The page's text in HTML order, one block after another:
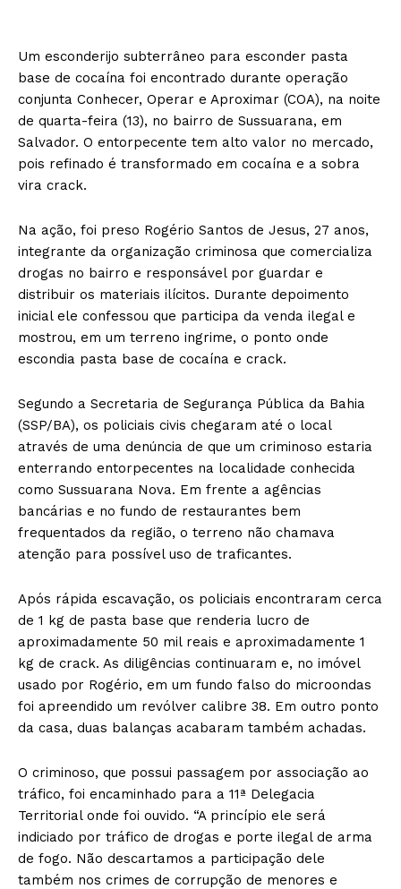
Um esconderijo subterrâneo para esconder pasta
base de cocaína foi encontrado durante operação
conjunta Conhecer, Operar e Aproximar (COA), na noite
de quarta-feira (13), no bairro de Sussuarana, em
Salvador. O entorpecente tem alto valor no mercado,
pois refinado é transformado em cocaína e a sobra
vira crack.
Na ação, foi preso Rogério Santos de Jesus, 27 anos,
integrante da organização criminosa que comercializa
drogas no bairro e responsável por guardar e
distribuir os materiais ilícitos. Durante depoimento
inicial ele confessou que participa da venda ilegal e
mostrou, em um terreno ingrime, o ponto onde
escondia pasta base de cocaína e crack.
Segundo a Secretaria de Segurança Pública da Bahia
(SSP/BA), os policiais civis chegaram até o local
através de uma denúncia de que um criminoso estaria
enterrando entorpecentes na localidade conhecida
como Sussuarana Nova. Em frente a agências
bancárias e no fundo de restaurantes bem
frequentados da região, o terreno não chamava
atenção para possível uso de traficantes.
Após rápida escavação, os policiais encontraram cerca
de 1 kg de pasta base que renderia lucro de
aproximadamente 50 mil reais e aproximadamente 1
kg de crack. As diligências continuaram e, no imóvel
usado por Rogério, em um fundo falso do microondas
foi apreendido um revólver calibre 38. Em outro ponto
da casa, duas balanças acabaram também achadas.
O criminoso, que possui passagem por associação ao
tráfico, foi encaminhado para a 11ª Delegacia
Territorial onde foi ouvido. “A princípio ele será
indiciado por tráfico de drogas e porte ilegal de arma
de fogo. Não descartamos a participação dele
também nos crimes de corrupção de menores e